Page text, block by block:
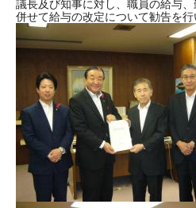
議長及び知事に対し、職員の給与、
併せて給与の改定について勧告を行